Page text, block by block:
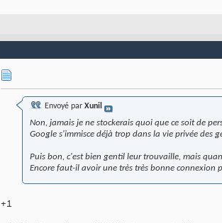
Envoyé par Xunil
Non, jamais je ne stockerais quoi que ce soit de
Google s'immisce déjà trop dans la vie privée des
Puis bon, c'est bien gentil leur trouvaille, mais
Encore faut-il avoir une très très bonne connexion
+1